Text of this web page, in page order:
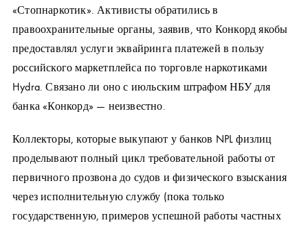
«Стопнаркотик». Активисты обратились в
правоохранительные органы, заявив, что Конкорд якобы
предоставлял услуги эквайринга платежей в пользу
российского маркетплейса по торговле наркотиками
Hydra. Связано ли оно с июльским штрафом НБУ для
банка «Конкорд» — неизвестно.
Коллекторы, которые выкупают у банков NPL физлиц
проделывают полный цикл требовательной работы от
первичного прозвона до судов и физического взыскания
через исполнительную службу (пока только
государственную, примеров успешной работы частных